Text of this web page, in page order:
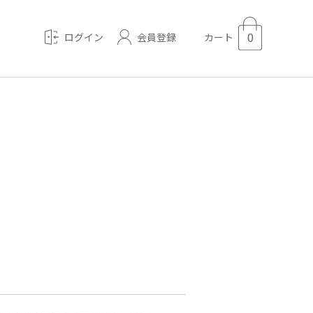
ログイン 会員登録 カート 0